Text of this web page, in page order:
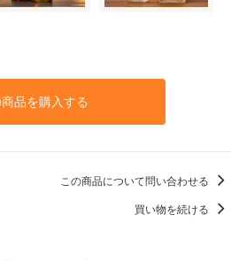
商品を購入する
この商品について問い合わせる
買い物を続ける